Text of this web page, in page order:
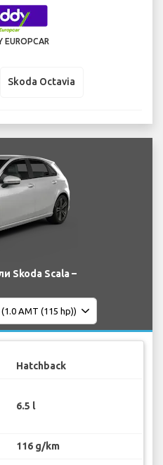
EUROPCAR
Skoda Octavia
Skoda Scala –
Hatchback
6.5 l
116 g/km